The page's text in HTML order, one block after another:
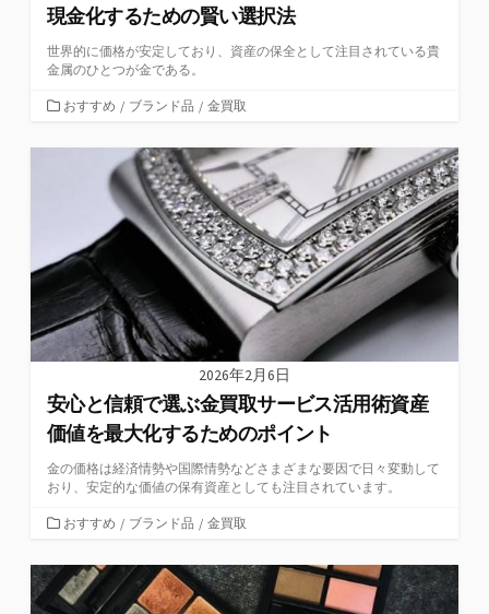
現金化するための賢い選択法
世界的に価格が安定しており、資産の保全として注目されている貴
金属のひとつが金である。
カ
ゴ
おすすめ / ブランド品 / 金買取
2026年2月6日
安心と信頼で選ぶ金買取サービス活用術資産
価値を最大化するためのポイント
金の価格は経済情勢や国際情勢などさまざまな要因で日々変動して
おり、安定的な価値の保有資産としても注目されています。
カ
ゴ
リ
ー
おすすめ / ブランド品 / 金買取